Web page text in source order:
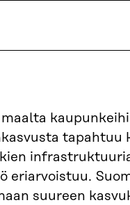
tapahtuu
eriarvoistuu.
suureen